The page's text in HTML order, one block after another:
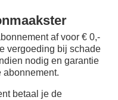
af voor € 0,-
vergoeding bij schade
nodig en garantie
abonnement.
betaal je de